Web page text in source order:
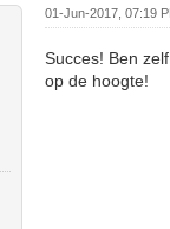
01-Jun-2017, 07:19
Succes! Ben
op de hoogte!